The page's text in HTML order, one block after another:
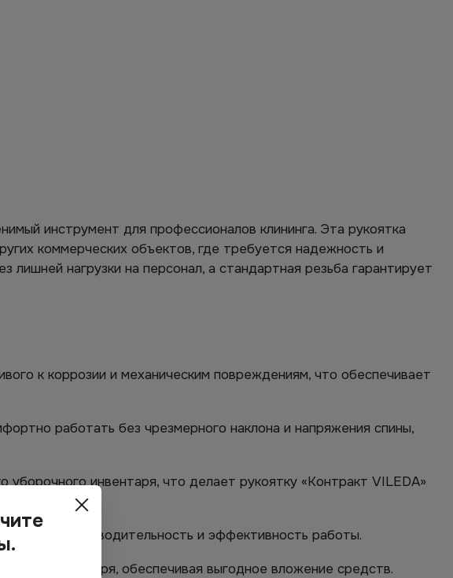
инструмент для профессионалов клининга. Эта рукоятка
коммерческих объектов, где требуется надежность и
нагрузки на персонал, а стандартная резьба гарантирует
к коррозии и механическим повреждениям, что обеспечивает
работать без чрезмерного наклона и напряжения спины,
инвентаря, что делает рукоятку «Контракт VILEDA»
производительность и эффективность работы.
инвентаря, обеспечивая выгодное вложение средств.